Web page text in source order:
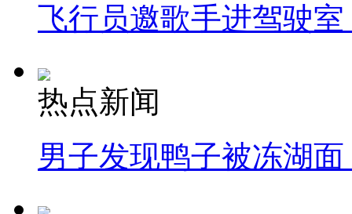
飞行员邀歌手进驾驶
热点新闻
男子发现鸭子被冻湖